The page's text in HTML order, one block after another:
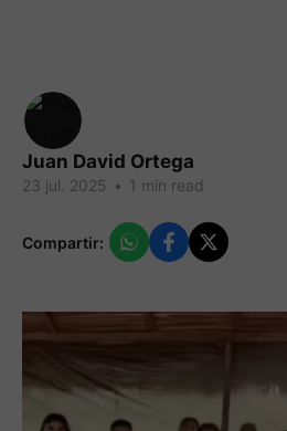
Juan David Ortega
23 jul. 2025 • 1 min read
Compartir: